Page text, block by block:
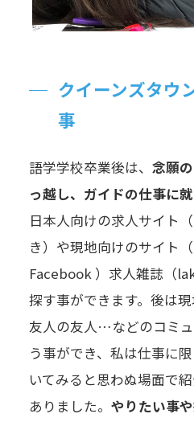
クイーンズタウ
事
語学学校卒業後は、 念願
っ越し、ガイドの仕事に就
日本人向けの求人サイト
き）や現地向けのサイト
Facebook ）求人雑誌（
探す事ができます。後は現
友人の友人…などのコミ
う事ができ、私は仕事に
いてみると思わぬ場面で
ありました。 やりたい事